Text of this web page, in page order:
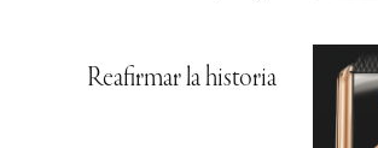
Reafirmar la historia